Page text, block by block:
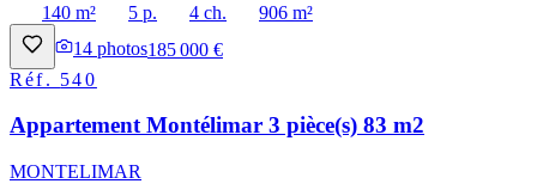
140 m²
5 p. 4 ch.
906 m²
14 photos185 000 €
Réf. 540
Appartement Montélimar 3 pièce(s) 83 m2
MONTELIMAR